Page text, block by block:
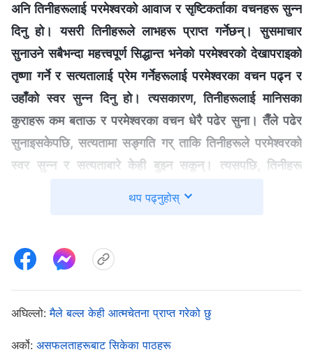
अनि तिनीहरूलाई परमेश्‍वरको आवाज र सृष्टिकर्ताका वचनहरू सुन्‍न
दिनु हो। यसरी तिनीहरूले लाभहरू प्राप्त गर्नेछन्। सुसमाचार
सुनाउने सबैभन्दा महत्त्वपूर्ण सिद्धान्त भनेको परमेश्‍वरको देखापराइको
तृष्णा गर्ने र सत्यतालाई प्रेम गर्नेहरूलाई परमेश्‍वरका वचन पढ्न र
उहाँको स्वर सुन्‍न दिनु हो। त्यसकारण, तिनीहरूलाई मानिसका
कुराहरू कम बताऊ र परमेश्‍वरका वचन धेरै पढेर सुना। तैँले पढेर
सुनाइसकेपछि, सत्यतामा सङ्गति गर् ताकि तिनीहरूले परमेश्‍वरको
स्वर सुन्‍न र सत्यताबारे केही बुझ्न सकून्। त्यसपछि, तिनीहरू
जिम्मेवारी र दायित्व हो। यो दायित्व जसलाई आए पनि, त्यसबाट भाग्‍नु
(वचन, खण्ड ३। आखिरी दिनहरूका ख्रीष्टका वार्तालापहरू। सुसमाचार
प्रायजसो नकारात्मक र कमजोर हुन्छन्। यसको कारण के हो भने,
तिनीहरू सत्यता बुझ्दैनन्, तिनीहरूको कद अत्यन्तै सानो छ,
थप पढ्नुहोस्
अघिल्लो:मैले बल्ल केही आत्मचेतना प्राप्त गरेको छु
अर्को: असफलताहरूबाट सिकेका पाठहरू